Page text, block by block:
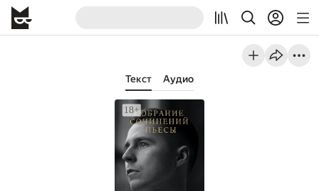
Текст Аудио